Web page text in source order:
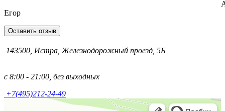
Егор
Оставить отзыв
143500, Истра, Железнодорожный проезд, 5Б
с 8:00 - 21:00, без выходных
+7(495)212-24-49